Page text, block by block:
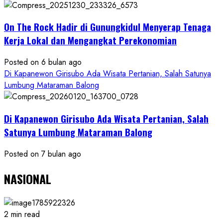
On The Rock Hadir di Gunungkidul Menyerap Tenaga
Kerja Lokal dan Mengangkat Perekonomian
Posted on 6 bulan ago
Di Kapanewon Girisubo Ada Wisata Pertanian, Salah Satunya
Lumbung Mataraman Balong
Di Kapanewon Girisubo Ada Wisata Pertanian, Salah
Satunya Lumbung Mataraman Balong
Posted on 7 bulan ago
NASIONAL
2 min read